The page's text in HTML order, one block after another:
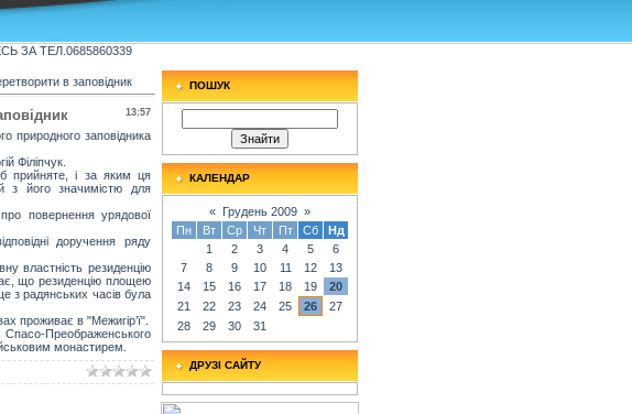
ЗА ТЕЛ.0685860339
в заповідник
13:57
природного заповідника
Філіпчук.
прийняте, і за яким ця
з його значимістю для
повернення урядової
доручення ряду
властність резиденцію
що резиденцію площею
з радянських часів була
проживає в "Межигір’ї".
Спасо-Преображенського
монастирем.
ПОШУК
КАЛЕНДАР
« Грудень 2009 »
Пн
Вт Ср Чт Пт Сб
Нд
1
2 3 4 5
6
7
8 9 10 11 12
13
14
15 16 17 18 19
20
21
22 23 24 25 26
27
28
29 30 31
ДРУЗІ САЙТУ